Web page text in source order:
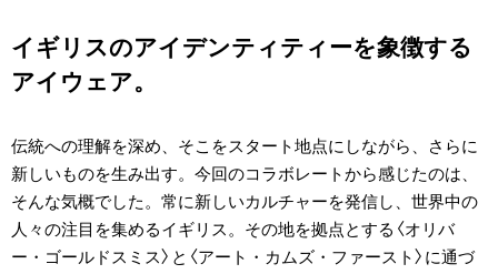
イギリスのアイデンティティーを象徴する
アイウェア。
伝統への理解を深め、そこをスタート地点にしながら、さらに
新しいものを生み出す。今回のコラボレートから感じたのは、
そんな気概でした。常に新しいカルチャーを発信し、世界中の
人々の注目を集めるイギリス。その地を拠点とする〈オリバ
ー・ゴールドスミス〉と〈アート・カムズ・ファースト〉に通づ